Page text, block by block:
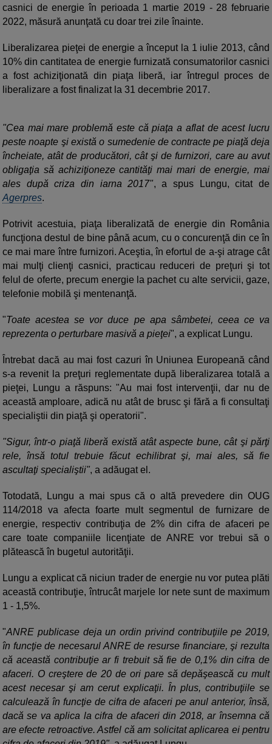
casnici de energie în perioada 1 martie 2019 - 28 februarie
2022, măsură anunţată cu doar trei zile înainte.
Liberalizarea pieţei de energie a început la 1 iulie 2013, când
10% din cantitatea de energie furnizată consumatorilor casnici
a fost achiziţionată din piaţa liberă, iar întregul proces de
liberalizare a fost finalizat la 31 decembrie 2017.
"Cea mai mare problemă este că piaţa a aflat de acest lucru
peste noapte şi există o sumedenie de contracte pe piaţă deja
încheiate, atât de producători, cât şi de furnizori, care au avut
obligaţia să achiziţioneze cantităţi mai mari de energie, mai
ales după criza din iarna 2017", a spus Lungu, citat de
Agerpres.
Potrivit acestuia, piaţa liberalizată de energie din România
funcţiona destul de bine până acum, cu o concurenţă din ce în
ce mai mare între furnizori. Aceştia, în efortul de a-şi atrage cât
mai mulţi clienţi casnici, practicau reduceri de preţuri şi tot
felul de oferte, precum energie la pachet cu alte servicii, gaze,
telefonie mobilă şi mentenanţă.
"Toate acestea se vor duce pe apa sâmbetei, ceea ce va
reprezenta o perturbare masivă a pieţei", a explicat Lungu.
Întrebat dacă au mai fost cazuri în Uniunea Europeană când
s-a revenit la preţuri reglementate după liberalizarea totală a
pieţei, Lungu a răspuns: "Au mai fost intervenţii, dar nu de
această amploare, adică nu atât de brusc şi fără a fi consultaţi
specialiştii din piaţă şi operatorii".
"Sigur, într-o piaţă liberă există atât aspecte bune, cât şi părţi
rele, însă totul trebuie făcut echilibrat şi, mai ales, să fie
ascultaţi specialiştii", a adăugat el.
Totodată, Lungu a mai spus că o altă prevedere din OUG
114/2018 va afecta foarte mult segmentul de furnizare de
energie, respectiv contribuţia de 2% din cifra de afaceri pe
care toate companiile licenţiate de ANRE vor trebui să o
plătească în bugetul autorităţii.
Lungu a explicat că niciun trader de energie nu vor putea plăti
această contribuţie, întrucât marjele lor nete sunt de maximum
1 - 1,5%.
"ANRE publicase deja un ordin privind contribuţiile pe 2019,
în funcţie de necesarul ANRE de resurse financiare, şi rezulta
că această contribuţie ar fi trebuit să fie de 0,1% din cifra de
afaceri. O creştere de 20 de ori pare să depăşească cu mult
acest necesar şi am cerut explicaţii. În plus, contribuţiile se
calculează în funcţie de cifra de afaceri pe anul anterior, însă,
dacă se va aplica la cifra de afaceri din 2018, ar însemna că
are efecte retroactive. Astfel că am solicitat aplicarea ei pentru